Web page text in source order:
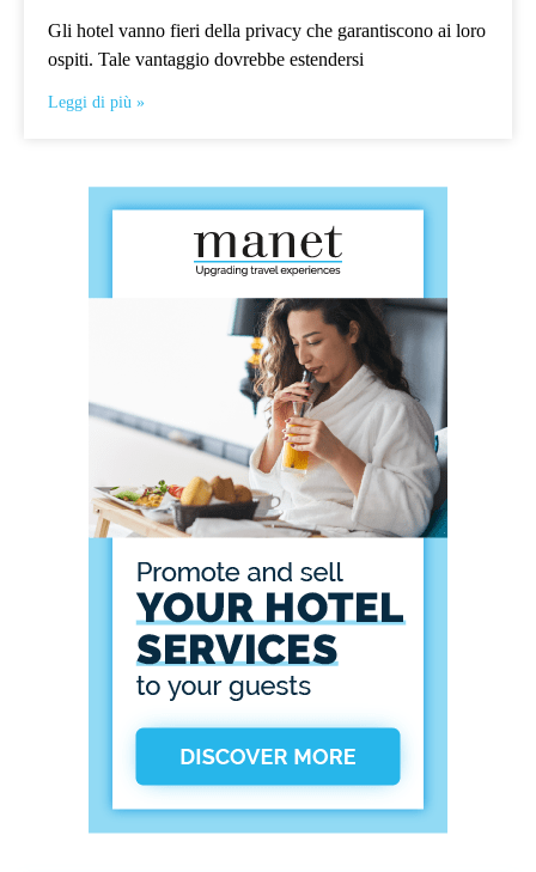
Gli hotel vanno fieri della privacy che garantiscono ai loro
ospiti. Tale vantaggio dovrebbe estendersi
Leggi di più »